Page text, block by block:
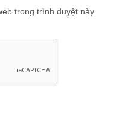
trong trình duyệt này